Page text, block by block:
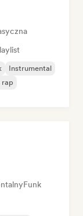
Instrumental
Funk